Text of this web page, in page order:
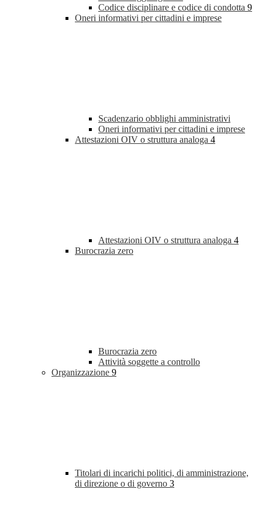
Codice disciplinare e codice di condotta 9
Oneri informativi per cittadini e imprese
Scadenzario obblighi amministrativi
Oneri informativi per cittadini e imprese
Attestazioni OIV o struttura analoga 4
Attestazioni OIV o struttura analoga 4
Burocrazia zero
Burocrazia zero
Attività soggette a controllo
Organizzazione 9
Titolari di incarichi politici, di amministrazione,
di direzione o di governo 3